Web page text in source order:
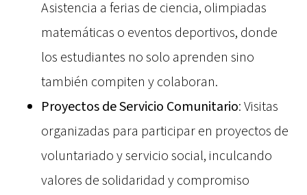
Asistencia a ferias de ciencia, olimpiadas
matemáticas o eventos deportivos, donde
los estudiantes no solo aprenden sino
también compiten y colaboran.
Proyectos de Servicio Comunitario: Visitas
organizadas para participar en proyectos de
voluntariado y servicio social, inculcando
valores de solidaridad y compromiso